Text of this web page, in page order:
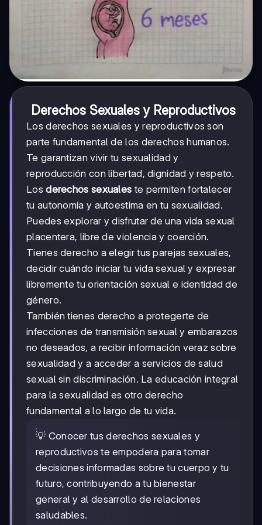
Derechos Sexuales y Reproductivos
Los derechos sexuales y reproductivos son
parte fundamental de los derechos humanos.
Te garantizan vivir tu sexualidad y
reproducción con libertad, dignidad y respeto.
Losderechos sexuales te permiten fortalecer
tu autonomía y autoestima en tu sexualidad.
Puedes explorar y disfrutar de una vida sexual
placentera, libre de violencia y coerción.
Tienes derecho a elegir tus parejas sexuales,
decidir cuándo iniciar tu vida sexual y expresar
libremente tu orientación sexual e identidad de
género.
También tienes derecho a protegerte de
infecciones de transmisión sexual y embarazos
no deseados, a recibir información veraz sobre
sexualidad y a acceder a servicios de salud
sexual sin discriminación. La educación integral
para la sexualidad es otro derecho
fundamental a lo largo de tu vida.
💡 Conocer tus derechos sexuales y
reproductivos te empodera para tomar
decisiones informadas sobre tu cuerpo y tu
futuro, contribuyendo a tu bienestar
general y al desarrollo de relaciones
saludables.